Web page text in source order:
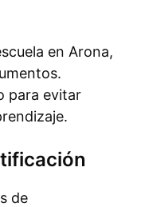
en Arona,
para evitar
de